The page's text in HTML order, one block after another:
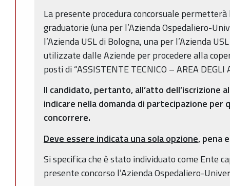
La presente procedura concorsuale
graduatorie (una per l’Azienda Ospedaliero-
l’Azienda USL di Bologna, una per l’Azienda
utilizzate dalle Aziende per procedere alla
posti di “ASSISTENTE TECNICO – AREA DEGLI
Il candidato, pertanto, all’atto dell’iscrizione
indicare nella domanda di partecipazione per
concorrere.
Deve essere indicata una sola opzione, pena
Si specifica che è stato individuato come Ente
presente concorso l’Azienda Ospedaliero-